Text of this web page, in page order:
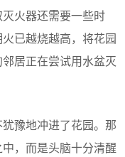
火器还需要一些时
已越烧越高，将花园
居正在尝试用水盆灭
豫地冲进了花园。那
，而是头脑十分清醒